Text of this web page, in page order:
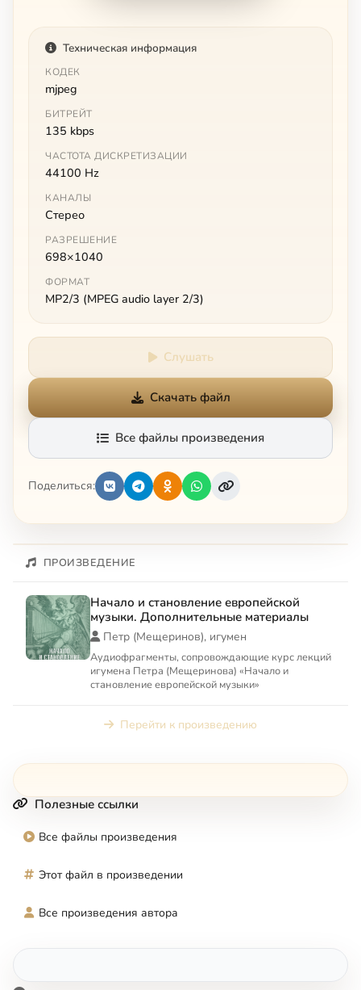
Техническая информация
КОДЕК
mjpeg
БИТРЕЙТ
135 kbps
ЧАСТОТА ДИСКРЕТИЗАЦИИ
44100 Hz
КАНАЛЫ
Стерео
РАЗРЕШЕНИЕ
698×1040
ФОРМАТ
MP2/3 (MPEG audio layer 2/3)
Слушать
Скачать файл
Все файлы произведения
Поделиться:
ПРОИЗВЕДЕНИЕ
Начало и становление европейской
музыки. Дополнительные материалы
Петр (Мещеринов), игумен
Аудиофрагменты, сопровождающие курс лекций
игумена Петра (Мещеринова) «Начало и
становление европейской музыки»
Перейти к произведению
Полезные ссылки
Все файлы произведения
Этот файл в произведении
Все произведения автора